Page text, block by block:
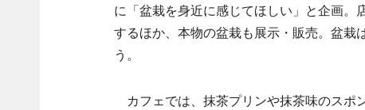
に「盆栽を身近に感じてほしい」と企画。
するほか、本物の盆栽も展示・販売。盆栽
う。
カフェでは、抹茶プリンや抹茶味のスポ